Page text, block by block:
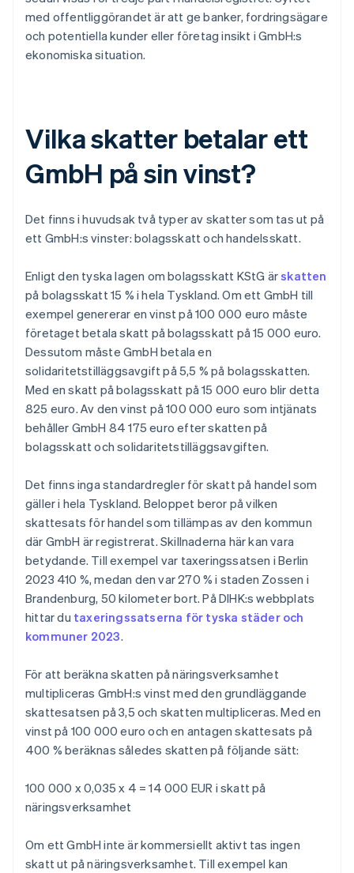
med offentliggörandet är att ge banker, fordringsägare
och potentiella kunder eller företag insikt i GmbH:s
ekonomiska situation.
Vilka skatter betalar ett
GmbH på sin vinst?
Det finns i huvudsak två typer av skatter som tas ut på
ett GmbH:s vinster: bolagsskatt och handelsskatt.
Enligt den tyska lagen om bolagsskatt KStG ärskatten
på bolagsskatt 15 % i hela Tyskland. Om ett GmbH till
exempel genererar en vinst på 100 000 euro måste
företaget betala skatt på bolagsskatt på 15 000 euro.
Dessutom måste GmbH betala en
solidaritetstilläggsavgift på 5,5 % på bolagsskatten.
Med en skatt på bolagsskatt på 15 000 euro blir detta
825 euro. Av den vinst på 100 000 euro som intjänats
behåller GmbH 84 175 euro efter skatten på
bolagsskatt och solidaritetstilläggsavgiften.
Det finns inga standardregler för skatt på handel som
gäller i hela Tyskland. Beloppet beror på vilken
skattesats för handel som tillämpas av den kommun
där GmbH är registrerat. Skillnaderna här kan vara
betydande. Till exempel var taxeringssatsen i Berlin
2023 410 %, medan den var 270 % i staden Zossen i
Brandenburg, 50 kilometer bort. På DIHK:s webbplats
hittar du taxeringssatserna för tyska städer och
kommuner 2023.
För att beräkna skatten på näringsverksamhet
multipliceras GmbH:s vinst med den grundläggande
skattesatsen på 3,5 och skatten multipliceras. Med en
vinst på 100 000 euro och en antagen skattesats på
400 % beräknas således skatten på följande sätt:
100 000 x 0,035 x 4 = 14 000 EUR i skatt på
näringsverksamhet
Om ett GmbH inte är kommersiellt aktivt tas ingen
skatt ut på näringsverksamhet. Till exempel kan